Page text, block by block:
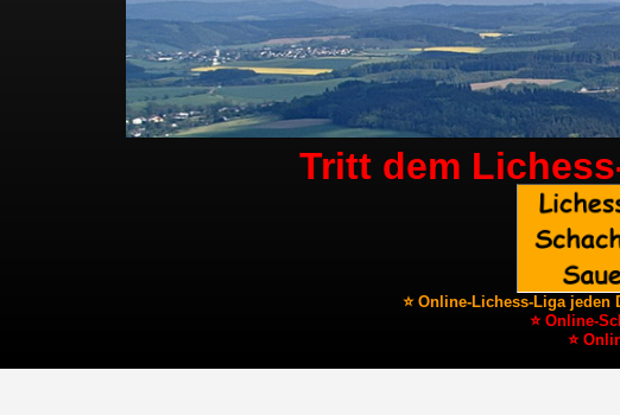
Tritt dem
⭐ Online-Lichess-Liga jeden
⭐ Online-
⭐